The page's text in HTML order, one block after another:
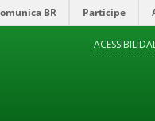
BR Participe